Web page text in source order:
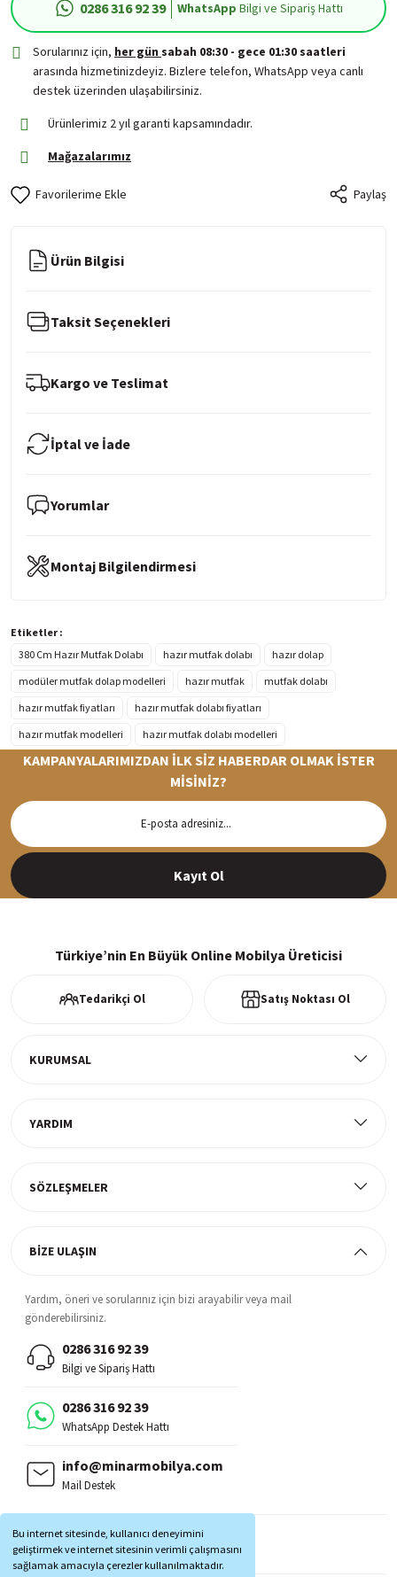
Bu internet sitesinde, kullanıcı deneyimini
geliştirmek ve internet sitesinin verimli çalışmasını
sağlamak amacıyla çerezler kullanılmaktadır.
0286 316 92 39 WhatsApp Bilgi ve Sipariş Hattı
Sorularınız için, her gün sabah 08:30 - gece 01:30 saatleri
arasında hizmetinizdeyiz. Bizlere telefon, WhatsApp veya canlı
destek üzerinden ulaşabilirsiniz.
Ürünlerimiz 2 yıl garanti kapsamındadır.
Mağazalarımız
Paylaş
Ürün Bilgisi
Taksit Seçenekleri
Kargo ve Teslimat
İptal ve İade
Yorumlar
Montaj Bilgilendirmesi
Etiketler :
380 Cm Hazır Mutfak Dolabı
hazır mutfak dolabı
hazır dolap
modüler mutfak dolap modelleri
hazır mutfak
mutfak dolabı
hazır mutfak fiyatları
hazır mutfak dolabı fiyatları
hazır mutfak modelleri
hazır mutfak dolabı modelleri
Siparişleriniz en kısa sürede hazırlanarak kargoya verilir
KAMPANYALARIMIZDAN İLK SİZ HABERDAR OLMAK İSTER
MİSİNİZ?
Kayıt Ol
Türkiye’nin En Büyük Online Mobilya Üreticisi
Tedarikçi Ol Satış Noktası Ol
KURUMSAL
YARDIM
SÖZLEŞMELER
BİZE ULAŞIN
Yardım, öneri ve sorularınız için bizi arayabilir veya mail
gönderebilirsiniz.
0286 316 92 39
Bilgi ve Sipariş Hattı
0286 316 92 39
WhatsApp Destek Hattı
info@minarmobilya.com
Mail Destek
MOBİL UYGULAMALAR: